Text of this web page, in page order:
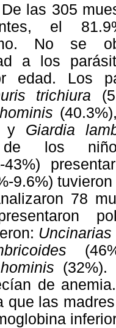
De las 305
el
No se
a los
edad. Los
trichiura
y Giardia
de los
43%)
9.6%)
78
Uncinarias
(32%).
de
que las